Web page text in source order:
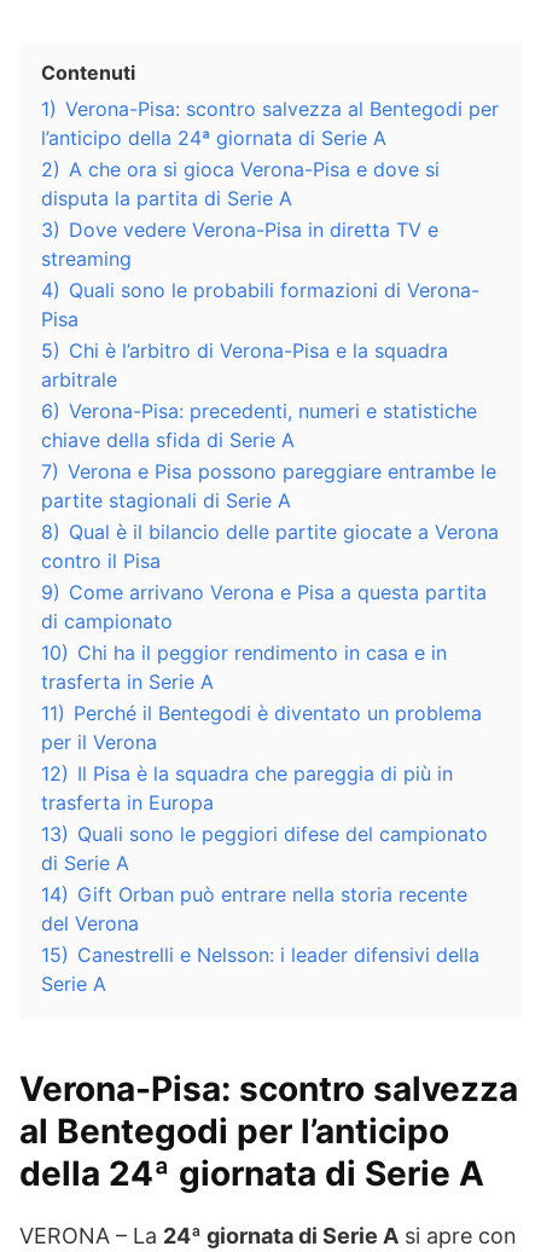
Contenuti
1) Verona-Pisa: scontro salvezza al Bentegodi per
l’anticipo della 24ª giornata di Serie A
2) A che ora si gioca Verona-Pisa e dove si
disputa la partita di Serie A
3) Dove vedere Verona-Pisa in diretta TV e
streaming
4) Quali sono le probabili formazioni di Verona-
Pisa
5) Chi è l’arbitro di Verona-Pisa e la squadra
arbitrale
6) Verona-Pisa: precedenti, numeri e statistiche
chiave della sfida di Serie A
7) Verona e Pisa possono pareggiare entrambe le
partite stagionali di Serie A
8) Qual è il bilancio delle partite giocate a Verona
contro il Pisa
9) Come arrivano Verona e Pisa a questa partita
di campionato
10) Chi ha il peggior rendimento in casa e in
trasferta in Serie A
11) Perché il Bentegodi è diventato un problema
per il Verona
12) Il Pisa è la squadra che pareggia di più in
trasferta in Europa
13) Quali sono le peggiori difese del campionato
di Serie A
14) Gift Orban può entrare nella storia recente
del Verona
15) Canestrelli e Nelsson: i leader difensivi della
Serie A
Verona-Pisa: scontro salvezza
al Bentegodi per l’anticipo
della 24ª giornata di Serie A
VERONA – La 24ª giornata di Serie A si apre con